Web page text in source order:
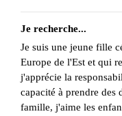
Je recherche...
Je suis une jeune fille
Europe de l'Est et qui
j'apprécie la
capacité à prendre des
famille, j'aime les